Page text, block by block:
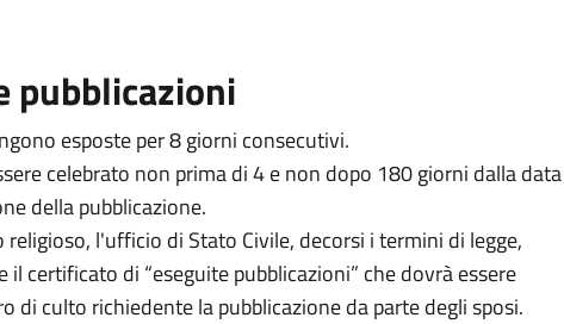
pubblicazioni
esposte per 8 giorni consecutivi.
celebrato non prima di 4 e non dopo 180 giorni dalla data
della pubblicazione.
l'ufficio di Stato Civile, decorsi i termini di legge,
il certificato di “eseguite pubblicazioni” che dovrà essere
di culto richiedente la pubblicazione da parte degli sposi.